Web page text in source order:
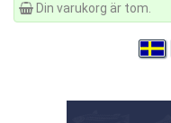
Din varukorg är tom.